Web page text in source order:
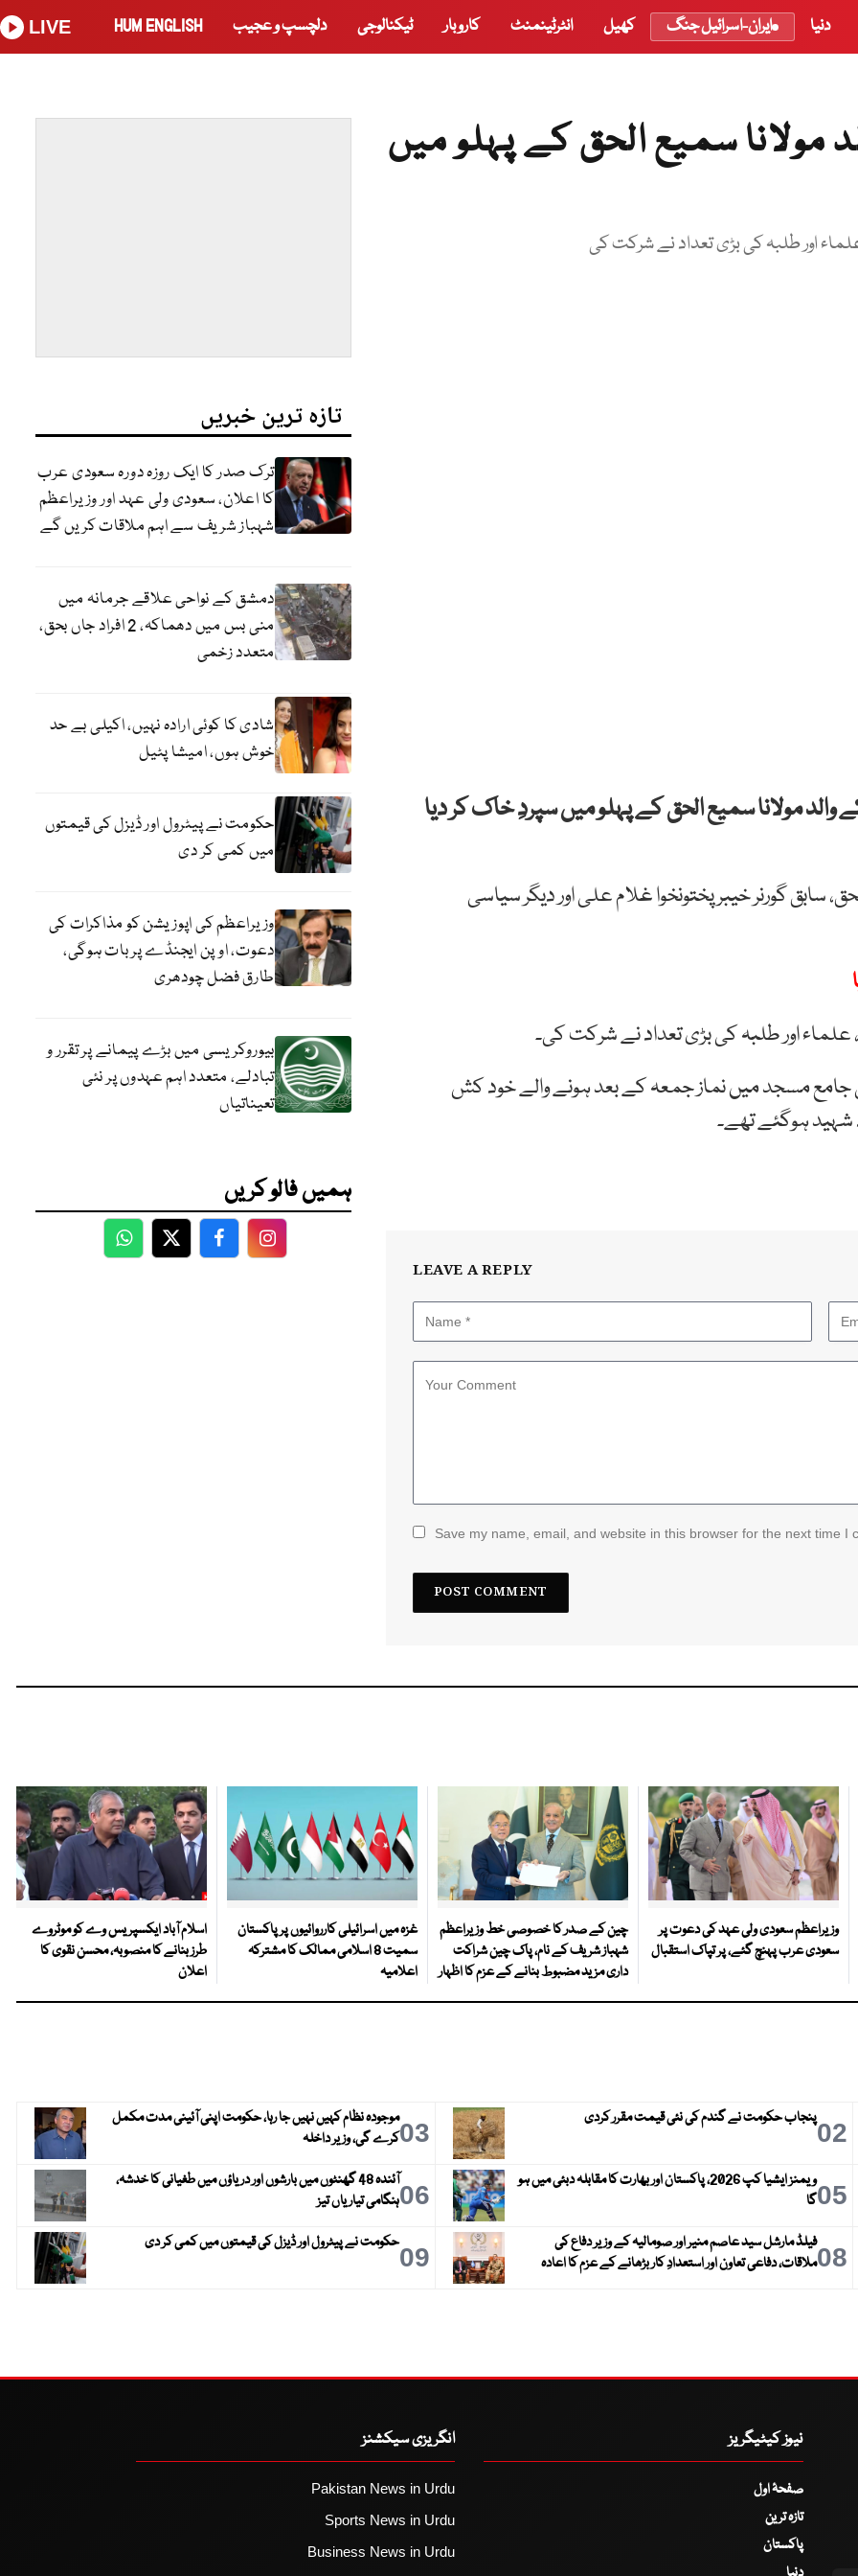
دنیا ایران-اسرائیل جنگ کھیل انٹرٹینمنٹ کاروبار ٹیکنالوجی دلچسپ و عجیب HUM ENGLISH
LIVE
مولانا سمیع الحق کے پہلو میں
اور طلبہ کی بڑی تعداد نے شرکت کی
مولانا سمیع الحق کے پہلو میں سپردِ خاک کر دیا
سابق گورنر خیبرپختونخوا غلام علی اور دیگر سیاسی
اور طلبہ کی بڑی تعداد نے شرکت کی۔
جامع مسجد میں نماز جمعہ کے بعد ہونے والے خود کش
شہید ہوگئے تھے۔
LEAVE A REPLY
Save my name, email, and website in this browser for the next time I
تازہ ترین خبریں
ترک صدر کا ایک روزہ دورہ سعودی عرب
کا اعلان، سعودی ولی عہد اور وزیراعظم
شہباز شریف سے اہم ملاقات کریں گے
دمشق کے نواحی علاقے جرمانہ میں
منی بس میں دھماکہ، 2 افراد جاں بحق،
متعدد زخمی
شادی کا کوئی ارادہ نہیں، اکیلی بے حد
خوش ہوں، امیشا پٹیل
حکومت نے پیٹرول اور ڈیزل کی قیمتوں
میں کمی کر دی
وزیراعظم کی اپوزیشن کو مذاکرات کی
دعوت، اوپن ایجنڈے پر بات ہوگی،
طارق فضل چودھری
بیوروکریسی میں بڑے پیمانے پر تقرر و
تبادلے، متعدد اہم عہدوں پر نئی
تعیناتیاں
ہمیں فالو کریں
WhatsApp
TwitterFacebookFacebook
وزیراعظم سعودی ولی عہد کی دعوت پر
سعودی عرب پہنچ گئے، پر تپاک استقبال
چین کے صدر کا خصوصی خط وزیراعظم
شہباز شریف کے نام، پاک چین شراکت
داری مزید مضبوط بنانے کے عزم کا اظہار
غزہ میں اسرائیلی کارروائیوں پر پاکستان
سمیت 8 اسلامی ممالک کا مشترکہ
اعلامیہ
اسلام آباد ایکسپریس وے کو موٹروے
طرز بنانے کا منصوبہ، محسن نقوی کا
اعلان
02پنجاب حکومت نے گندم کی نئی قیمت مقرر کردی 03موجودہ نظام کہیں نہیں جا رہا، حکومت اپنی آئینی مدت مکمل
کرے گی، وزیر داخلہ
05
ویمنز ایشیا کپ 2026، پاکستان اور بھارت کا مقابلہ دبئی میں ہو
گا
06
آئندہ 48 گھنٹوں میں بارشوں اور دریاؤں میں طغیانی کا خدشہ،
ہنگامی تیاریاں تیز
08فیلڈ مارشل سید عاصم منیر اور صومالیہ کے وزیر دفاع کی
ملاقات، دفاعی تعاون اور استعدادِ کار بڑھانے کے عزم کا اعادہ
09حکومت نے پیٹرول اور ڈیزل کی قیمتوں میں کمی کر دی
نیوز کیٹیگریز
صفحۂ اول
تازہ ترین
پاکستان
انگریزی سیکشنز
Pakistan News in Urdu
Sports News in Urdu
Business News in Urdu